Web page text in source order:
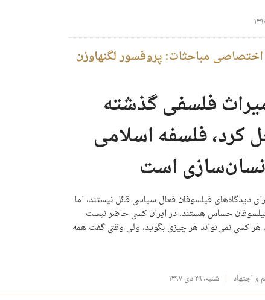
علمیه قم و فلسفه (۸)؛ اختصاصی مباحثات: پروفسور لگنهاوزن
میراث فلسفی گذشته
کرد، فلسفه اسلامی
است
دیدگاه‌های فیلسوفان فعال سیاسی قائل نیستند، اما
فیلسوفان حساس هستند. در ایران کسی حاضر نیست
کسی نمی‌تواند هر چیزی بگوید، ولی وقتی گفت همه
و اجتهاد شنبه، ۲۹ دی ۱۳۹۷